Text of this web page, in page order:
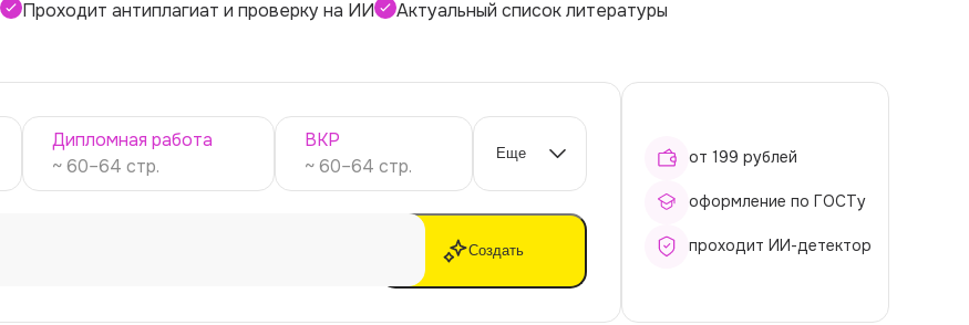
Проходит антиплагиат и проверку на ИИ Актуальный список литературы
Дипломная работа
~ 60–64 стр.
ВКР
~ 60–64 стр.
Еще
Создать
от 199 рублей
оформление по ГОСТу
проходит ИИ-детектор